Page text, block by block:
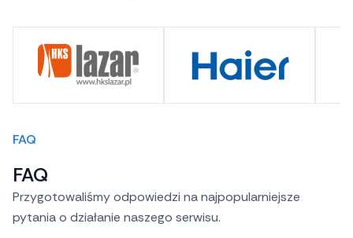
FAQ
FAQ
Przygotowaliśmy odpowiedzi na najpopularniejsze
pytania o działanie naszego serwisu.